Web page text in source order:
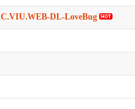
DL-LoveBug